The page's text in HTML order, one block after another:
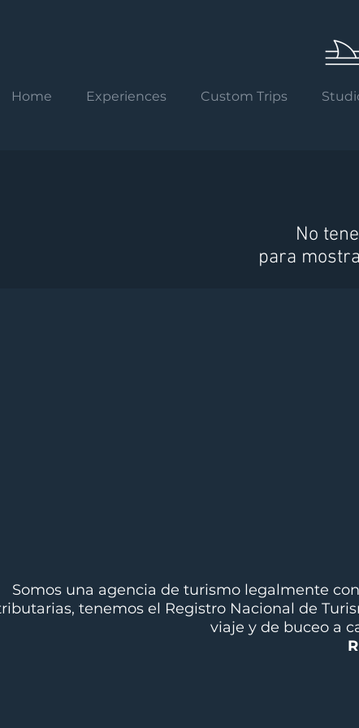
Home Experiences Custom Trips
No
para
Somos una agencia de turismo legalmente
tenemos el Registro Nacional de
viaje y de buceo a